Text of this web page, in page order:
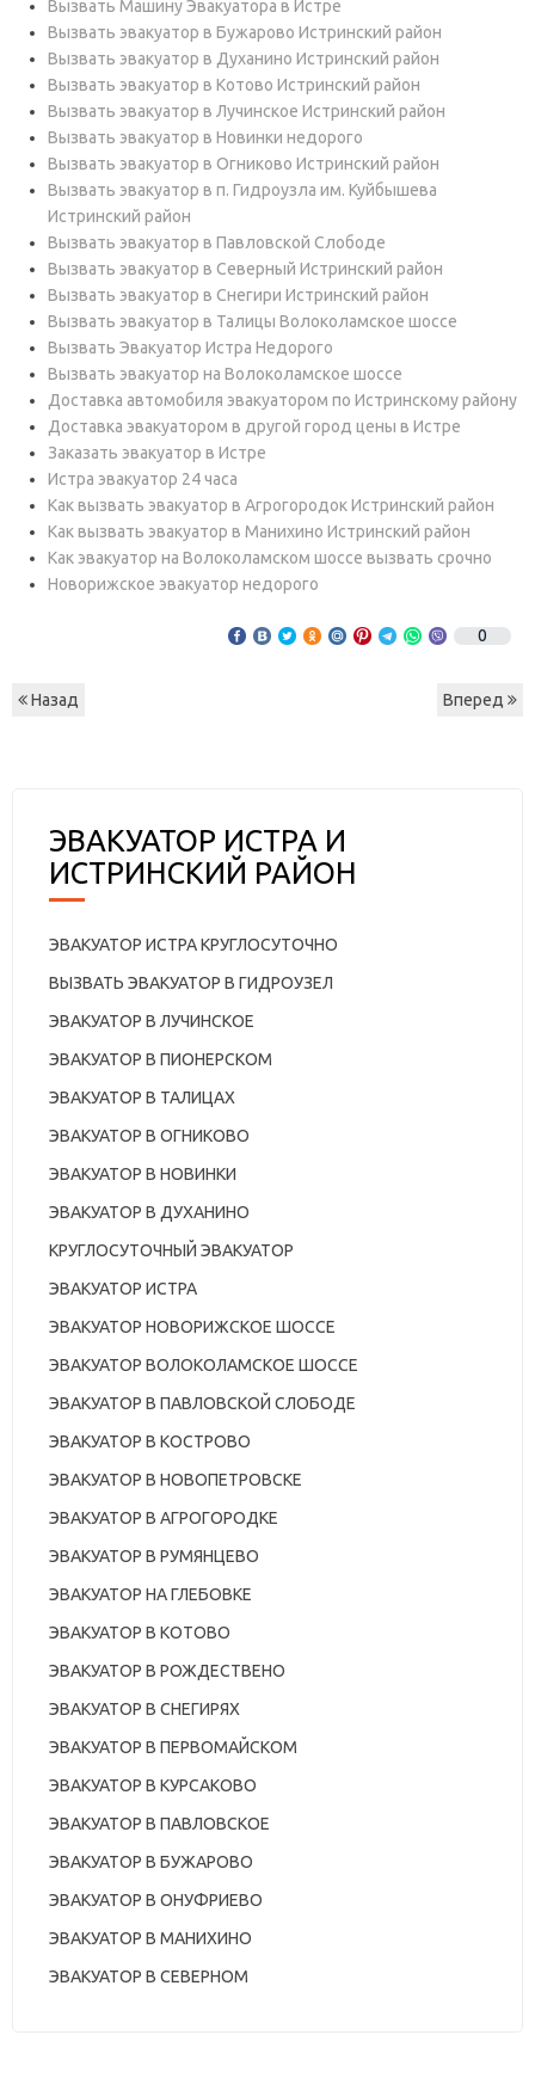
Вызвать Машину Эвакуатора в Истре
Вызвать эвакуатор в Бужарово Истринский район
Вызвать эвакуатор в Духанино Истринский район
Вызвать эвакуатор в Котово Истринский район
Вызвать эвакуатор в Лучинское Истринский район
Вызвать эвакуатор в Новинки недорого
Вызвать эвакуатор в Огниково Истринский район
Вызвать эвакуатор в п. Гидроузла им. Куйбышева
Истринский район
Вызвать эвакуатор в Павловской Слободе
Вызвать эвакуатор в Северный Истринский район
Вызвать эвакуатор в Снегири Истринский район
Вызвать эвакуатор в Талицы Волоколамское шоссе
Вызвать Эвакуатор Истра Недорого
Вызвать эвакуатор на Волоколамское шоссе
Доставка автомобиля эвакуатором по Истринскому району
Доставка эвакуатором в другой город цены в Истре
Заказать эвакуатор в Истре
Истра эвакуатор 24 часа
Как вызвать эвакуатор в Агрогородок Истринский район
Как вызвать эвакуатор в Манихино Истринский район
Как эвакуатор на Волоколамском шоссе вызвать срочно
Новорижское эвакуатор недорого
0
Назад Вперед
ЭВАКУАТОР ИСТРА И
ИСТРИНСКИЙ РАЙОН
ЭВАКУАТОР ИСТРА КРУГЛОСУТОЧНО
ВЫЗВАТЬ ЭВАКУАТОР В ГИДРОУЗЕЛ
ЭВАКУАТОР В ЛУЧИНСКОЕ
ЭВАКУАТОР В ПИОНЕРСКОМ
ЭВАКУАТОР В ТАЛИЦАХ
ЭВАКУАТОР В ОГНИКОВО
ЭВАКУАТОР В НОВИНКИ
ЭВАКУАТОР В ДУХАНИНО
КРУГЛОСУТОЧНЫЙ ЭВАКУАТОР
ЭВАКУАТОР ИСТРА
ЭВАКУАТОР НОВОРИЖСКОЕ ШОССЕ
ЭВАКУАТОР ВОЛОКОЛАМСКОЕ ШОССЕ
ЭВАКУАТОР В ПАВЛОВСКОЙ СЛОБОДЕ
ЭВАКУАТОР В КОСТРОВО
ЭВАКУАТОР В НОВОПЕТРОВСКЕ
ЭВАКУАТОР В АГРОГОРОДКЕ
ЭВАКУАТОР В РУМЯНЦЕВО
ЭВАКУАТОР НА ГЛЕБОВКЕ
ЭВАКУАТОР В КОТОВО
ЭВАКУАТОР В РОЖДЕСТВЕНО
ЭВАКУАТОР В СНЕГИРЯХ
ЭВАКУАТОР В ПЕРВОМАЙСКОМ
ЭВАКУАТОР В КУРСАКОВО
ЭВАКУАТОР В ПАВЛОВСКОЕ
ЭВАКУАТОР В БУЖАРОВО
ЭВАКУАТОР В ОНУФРИЕВО
ЭВАКУАТОР В МАНИХИНО
ЭВАКУАТОР В СЕВЕРНОМ